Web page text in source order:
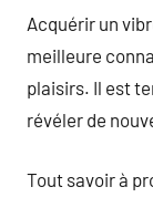
Acquérir un
meilleure
plaisirs. Il est
révéler de
Tout savoir à